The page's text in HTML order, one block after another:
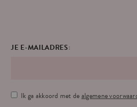
JE E-MAILADRES:
Ik ga akkoord met dealgemene